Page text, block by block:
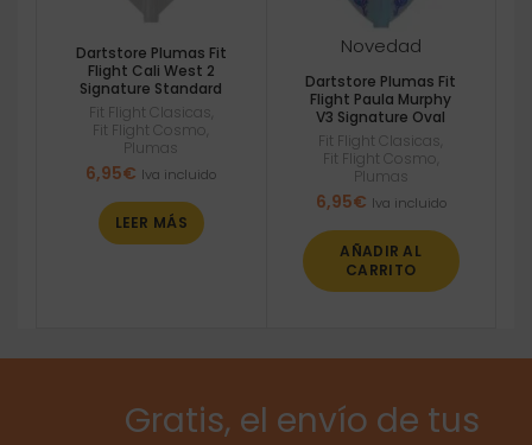
Dartstore Plumas Fit
Flight Cali West 2
Signature Standard
Fit Flight Clasicas
Fit Flight Cosmo
Plumas
6,95€ Iva incluido
LEER MÁS
Novedad
Dartstore Plumas Fit
Flight Paula Murphy
V3 Signature Oval
Fit Flight Clasicas
Fit Flight Cosmo
Plumas
6,95€ Iva incluido
AÑADIR AL
CARRITO
Gratis, el envío de tus